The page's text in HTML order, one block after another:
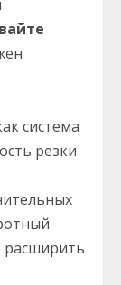
система
резки
расширить